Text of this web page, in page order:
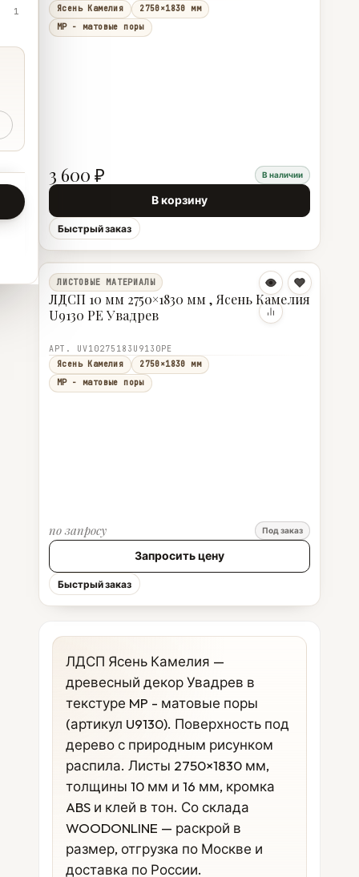
1
Ясень Камелия
2750×1830 мм
MP - матовые поры
3 600 ₽ В наличии
В корзину
Быстрый заказ
ЛИСТОВЫЕ МАТЕРИАЛЫ
ЛДСП 10 мм 2750×1830 мм , Ясень Камелия
U9130 PE Увадрев
АРТ. UV10275183U9130PE
Ясень Камелия
2750×1830 мм
MP - матовые поры
по запросу Под заказ
Запросить цену
Быстрый заказ
ЛДСП Ясень Камелия —
древесный декор Увадрев в
текстуре MP - матовые поры
(артикул U9130). Поверхность под
дерево с природным рисунком
распила. Листы 2750×1830 мм,
толщины 10 мм и 16 мм, кромка
ABS и клей в тон. Со склада
WOODONLINE — раскрой в
размер, отгрузка по Москве и
доставка по России.